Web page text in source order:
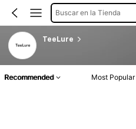
Buscar en la Tienda
TeeLure
Recommended Most Popular